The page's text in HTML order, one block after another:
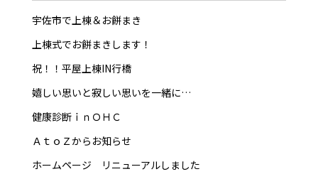
宇佐市で上棟＆お餅まき
上棟式でお餅まきします！
祝！！平屋上棟IN行橋
嬉しい思いと寂しい思いを一緒に…
健康診断ｉｎＯＨＣ
ＡｔｏＺからお知らせ
ホームページ リニューアルしました